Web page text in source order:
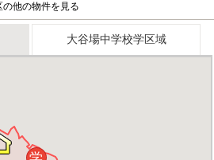
の他の物件を見る
大谷場中学校学区域